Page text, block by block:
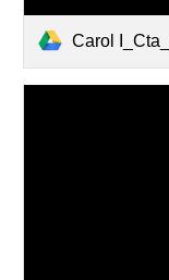
Carol I_Cta_Proba